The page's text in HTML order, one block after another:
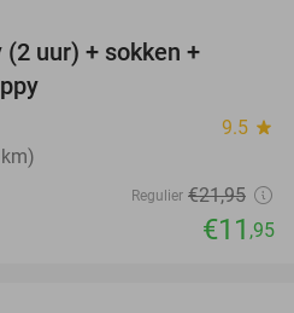
uur) + sokken +
9.5 star
Regulier €21,95
€11 ,95